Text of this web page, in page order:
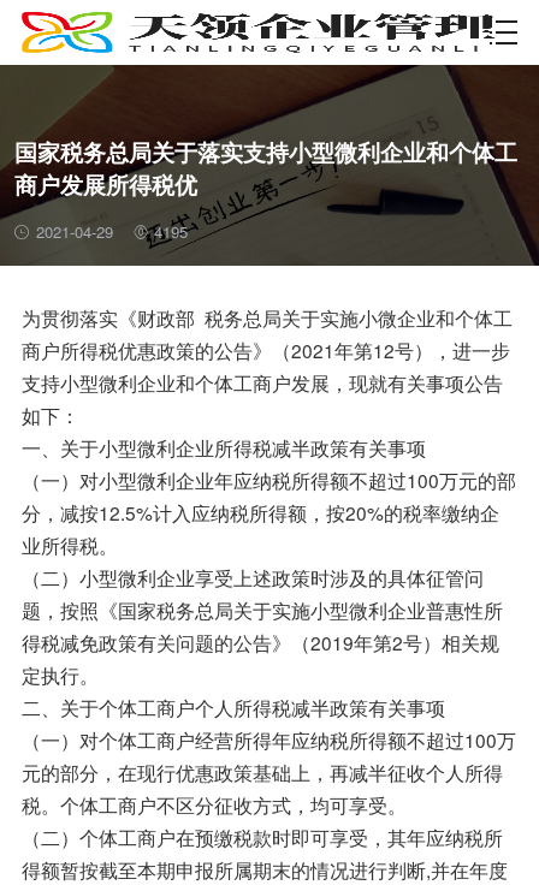
资质许可
国家税务总局关于落实支持小型微利企业和个体工
商户发展所得税优
2021-04-29 4195
为贯彻落实《财政部 税务总局关于实施小微企业和个体工
商户所得税优惠政策的公告》（2021年第12号），进一步
支持小型微利企业和个体工商户发展，现就有关事项公告
如下：
一、关于小型微利企业所得税减半政策有关事项
（一）对小型微利企业年应纳税所得额不超过100万元的部
分，减按12.5%计入应纳税所得额，按20%的税率缴纳企
业所得税。
（二）小型微利企业享受上述政策时涉及的具体征管问
题，按照《国家税务总局关于实施小型微利企业普惠性所
得税减免政策有关问题的公告》（2019年第2号）相关规
定执行。
二、关于个体工商户个人所得税减半政策有关事项
（一）对个体工商户经营所得年应纳税所得额不超过100万
元的部分，在现行优惠政策基础上，再减半征收个人所得
税。个体工商户不区分征收方式，均可享受。
（二）个体工商户在预缴税款时即可享受，其年应纳税所
得额暂按截至本期申报所属期末的情况进行判断,并在年度